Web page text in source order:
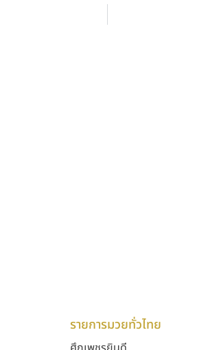
รายการมวยทั่วไทย